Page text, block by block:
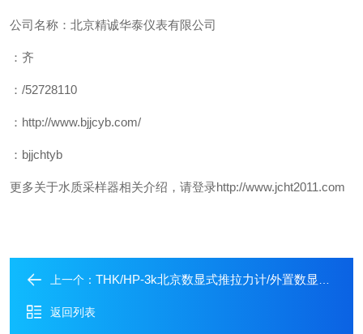
公司名称：北京精诚华泰仪表有限公司
：齐
：/52728110
：http://www.bjjcyb.com/
：bjjchtyb
更多关于水质采样器相关介绍，请登录http://www.jcht2011.com
上一个： THK/HP-3k北京数显式推拉力计/外置数显式推拉力计*报价/推拉力计厂家
返回列表